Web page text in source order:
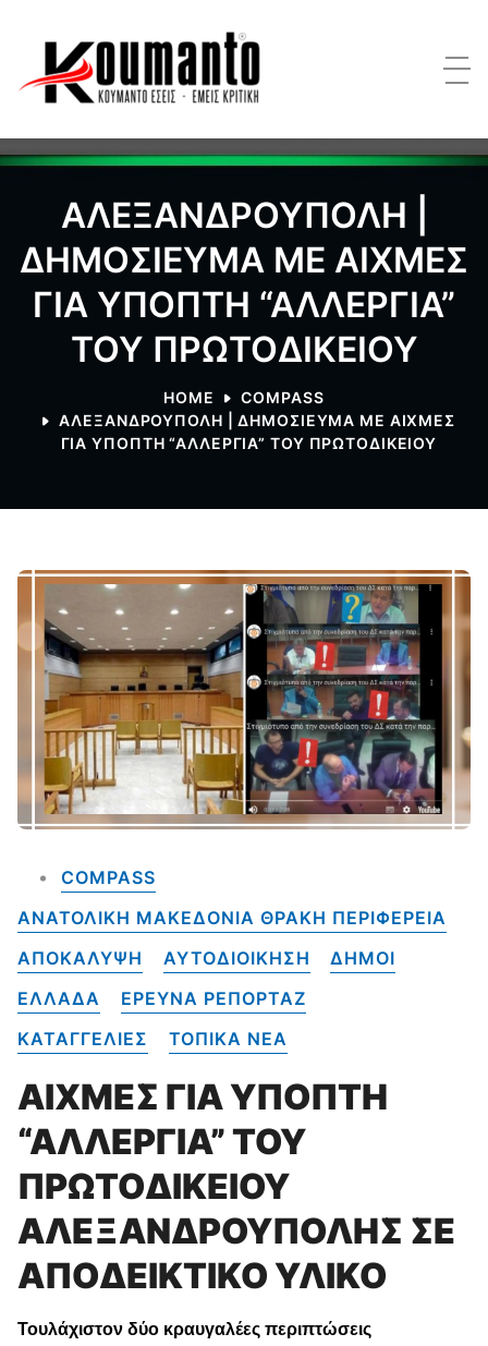
ΑΛΕΞΑΝΔΡΟΥΠΟΛΗ |
ΔΗΜΟΣΙΕΥΜΑ ΜΕ ΑΙΧΜΕΣ
ΓΙΑ ΥΠΟΠΤΗ “ΑΛΛΕΡΓΙΑ”
ΤΟΥ ΠΡΩΤΟΔΙΚΕΙΟΥ
HOME
COMPASS
ΑΛΕΞΑΝΔΡΟΥΠΟΛΗ | ΔΗΜΟΣΙΕΥΜΑ ΜΕ ΑΙΧΜΕΣ
ΓΙΑ ΥΠΟΠΤΗ “ΑΛΛΕΡΓΙΑ” ΤΟΥ ΠΡΩΤΟΔΙΚΕΙΟΥ
COMPASS
ΑΝΑΤΟΛΙΚΗ ΜΑΚΕΔΟΝΙΑ ΘΡΑΚΗ ΠΕΡΙΦΕΡΕΙΑ
ΑΠΟΚΑΛΥΨΗ
ΑΥΤΟΔΙΟΙΚΗΣΗ
ΔΗΜΟΙ
ΕΛΛΑΔΑ
ΕΡΕΥΝΑ ΡΕΠΟΡΤΑΖ
ΚΑΤΑΓΓΕΛΙΕΣ
ΤΟΠΙΚΑ NEA
ΑΙΧΜΕΣ ΓΙΑ ΥΠΟΠΤΗ
“ΑΛΛΕΡΓΙΑ” ΤΟΥ
ΠΡΩΤΟΔΙΚΕΙΟΥ
ΑΛΕΞΑΝΔΡΟΥΠΟΛΗΣ ΣΕ
ΑΠΟΔΕΙΚΤΙΚΟ ΥΛΙΚΟ
Τουλάχιστον δύο κραυγαλέες περιπτώσεις